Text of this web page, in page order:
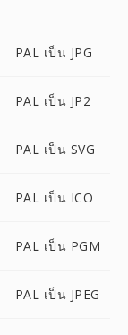
PAL เป็น JPG
PAL เป็น JP2
PAL เป็น SVG
PAL เป็น ICO
PAL เป็น PGM
PAL เป็น JPEG